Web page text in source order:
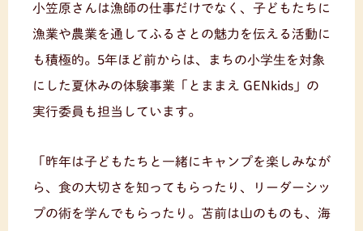
小笠原さんは漁師の仕事だけでなく、子どもたちに
漁業や農業を通してふるさとの魅力を伝える活動に
も積極的。5年ほど前からは、まちの小学生を対象
にした夏休みの体験事業「とままえ GENkids」の
実行委員も担当しています。
「昨年は子どもたちと一緒にキャンプを楽しみなが
ら、食の大切さを知ってもらったり、リーダーシッ
プの術を学んでもらったり。苫前は山のものも、海